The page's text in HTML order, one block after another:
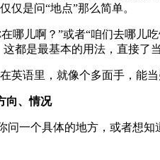
仅是问“地点”那么简单。
哪儿啊？”或者“咱们去哪儿吃
都是最基本的用法，直接了当
英语里，就像个多面手，能
向、情况
一个具体的地方，或者想知